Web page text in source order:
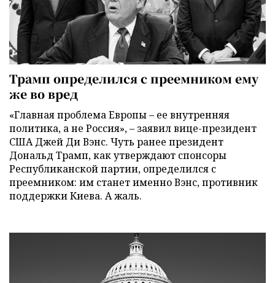
Трамп определился с преемником ему
же во вред
«Главная проблема Европы – ее внутренняя
политика, а не Россия», – заявил вице-президент
США Джей Ди Вэнс. Чуть ранее президент
Дональд Трамп, как утверждают спонсоры
Республиканской партии, определился с
преемником: им станет именно Вэнс, противник
поддержки Киева. А жаль.